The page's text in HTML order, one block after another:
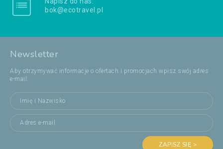
bok@ecotravel.pl
Newsletter
Aby otrzymywać informacje o ofertach i promocjach wpisz swój adres
e-mail:
ZAPISZ SIĘ >